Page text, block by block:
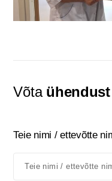
Võta ühendust
Teie nimi / ettevõtte